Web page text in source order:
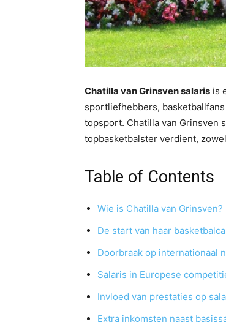
Chatilla van Grinsven salaris is
sportliefhebbers,
topsport. Chatilla van Grinsven
topbasketbalster verdient,
Table of Contents
Wie is Chatilla van Grinsven?
De start van haar
Doorbraak op internationaal
Salaris in Europese
Invloed van prestaties op
Extra inkomsten naast